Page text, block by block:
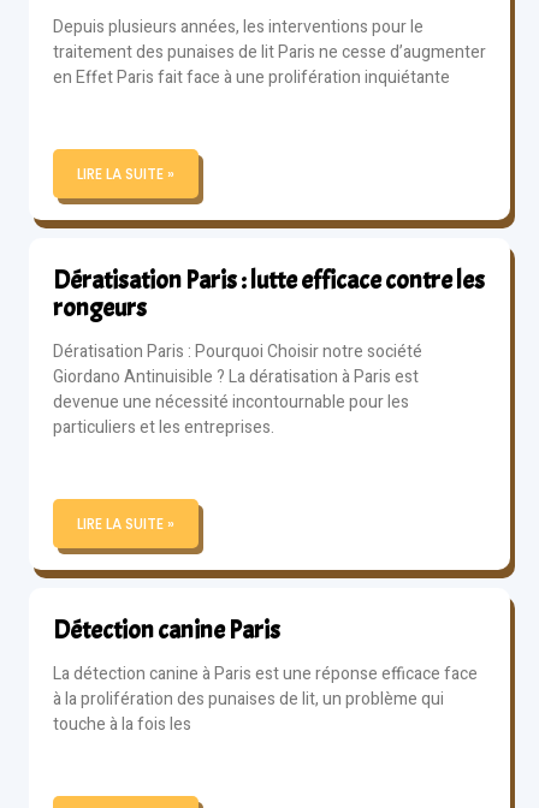
Depuis plusieurs années, les interventions pour le
traitement des punaises de lit Paris ne cesse d’augmenter
en Effet Paris fait face à une prolifération inquiétante
LIRE LA SUITE »
Dératisation Paris : lutte efficace contre les
rongeurs
Dératisation Paris : Pourquoi Choisir notre société
Giordano Antinuisible ? La dératisation à Paris est
devenue une nécessité incontournable pour les
particuliers et les entreprises.
LIRE LA SUITE »
Détection canine Paris
La détection canine à Paris est une réponse efficace face
à la prolifération des punaises de lit, un problème qui
touche à la fois les